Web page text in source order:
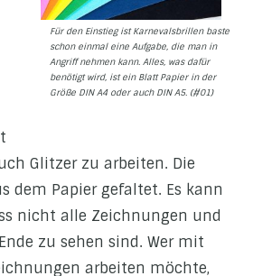
Für den Einstieg ist Karnevalsbrillen basteln
schon einmal eine Aufgabe, die man in
Angriff nehmen kann. Alles, was dafür
benötigt wird, ist ein Blatt Papier in der
Größe DIN A4 oder auch DIN A5. (#01)
Glitzer zu arbeiten. Die
dem Papier gefaltet. Es kann
nicht alle Zeichnungen und
zu sehen sind. Wer mit
arbeiten möchte,